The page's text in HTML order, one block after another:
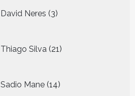
David Neres 3
producten
Thiago Silva 21
producten
Sadio Mane 14
producten